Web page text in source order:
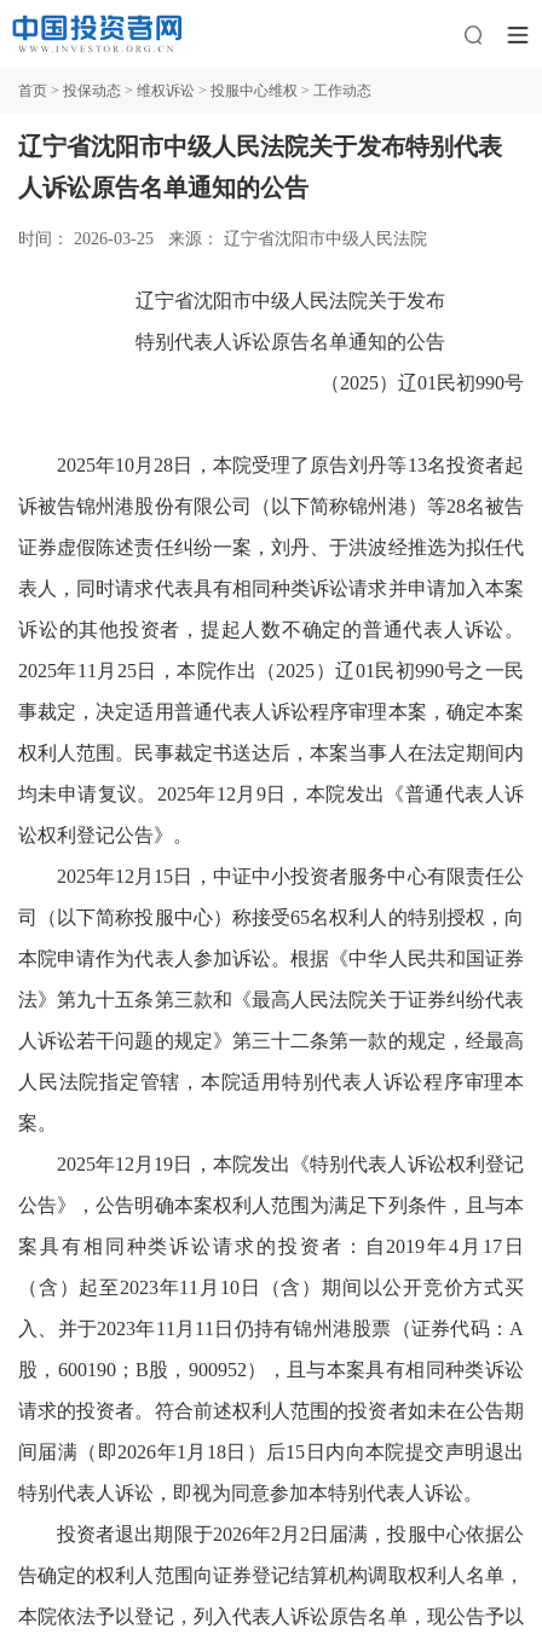
首页 > 投保动态 > 维权诉讼 > 投服中心维权 > 工作动态
辽宁省沈阳市中级人民法院关于发布特别代表
人诉讼原告名单通知的公告
时间： 2026-03-25 来源： 辽宁省沈阳市中级人民法院
辽宁省沈阳市中级人民法院关于发布
特别代表人诉讼原告名单通知的公告
（2025）辽01民初990号
2025年10月28日，本院受理了原告刘丹等13名投资者起
诉被告锦州港股份有限公司（以下简称锦州港）等28名被告
证券虚假陈述责任纠纷一案，刘丹、于洪波经推选为拟任代
表人，同时请求代表具有相同种类诉讼请求并申请加入本案
诉讼的其他投资者，提起人数不确定的普通代表人诉讼。
2025年11月25日，本院作出（2025）辽01民初990号之一民
事裁定，决定适用普通代表人诉讼程序审理本案，确定本案
权利人范围。民事裁定书送达后，本案当事人在法定期间内
均未申请复议。2025年12月9日，本院发出《普通代表人诉
讼权利登记公告》。
2025年12月15日，中证中小投资者服务中心有限责任公
司（以下简称投服中心）称接受65名权利人的特别授权，向
本院申请作为代表人参加诉讼。根据《中华人民共和国证券
法》第九十五条第三款和《最高人民法院关于证券纠纷代表
人诉讼若干问题的规定》第三十二条第一款的规定，经最高
人民法院指定管辖，本院适用特别代表人诉讼程序审理本
案。
2025年12月19日，本院发出《特别代表人诉讼权利登记
公告》，公告明确本案权利人范围为满足下列条件，且与本
案具有相同种类诉讼请求的投资者：自2019年4月17日
（含）起至2023年11月10日（含）期间以公开竞价方式买
入、并于2023年11月11日仍持有锦州港股票（证券代码：A
股，600190；B股，900952），且与本案具有相同种类诉讼
请求的投资者。符合前述权利人范围的投资者如未在公告期
间届满（即2026年1月18日）后15日内向本院提交声明退出
特别代表人诉讼，即视为同意参加本特别代表人诉讼。
投资者退出期限于2026年2月2日届满，投服中心依据公
告确定的权利人范围向证券登记结算机构调取权利人名单，
本院依法予以登记，列入代表人诉讼原告名单，现公告予以